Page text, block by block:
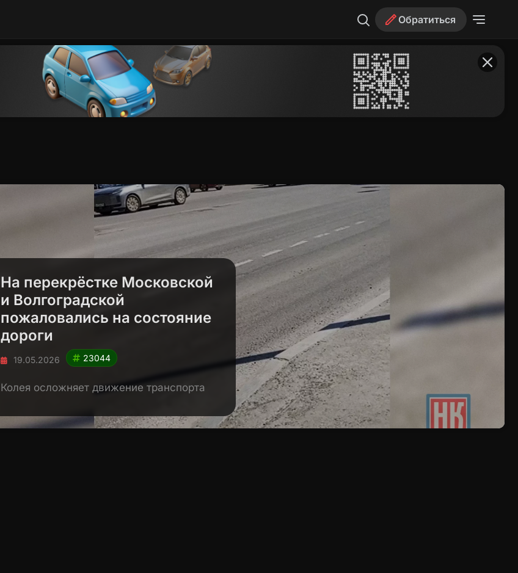
Обратиться
На перекрёстке Московской
и Волгоградской
пожаловались на состояние
дороги
19.05.2026 23044
Колея осложняет движение транспорта